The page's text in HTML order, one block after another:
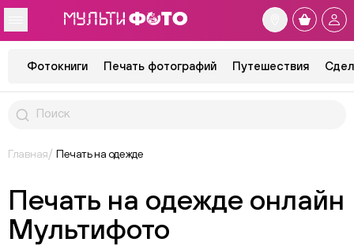
Фотокниги Печать фотографий Путешествия
Главная Печать на одежде
Печать на одежде онлайн
Мультифото